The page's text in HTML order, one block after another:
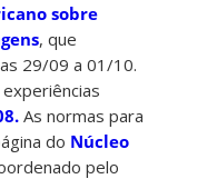
sobre
, que
29/09 a 01/10.
As normas para
do Núcleo
pelo